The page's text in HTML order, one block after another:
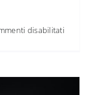
disabilitati